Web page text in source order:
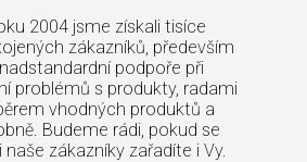
2004 jsme získali tisíce
zákazníků, především
podpoře při
problémů s produkty, radami
vhodných produktů a
Budeme rádi, pokud se
naše zákazníky zařadíte i Vy.